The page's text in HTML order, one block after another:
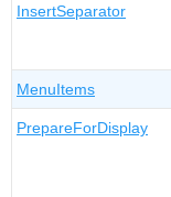
InsertSeparator
MenuItems
PrepareForDisplay